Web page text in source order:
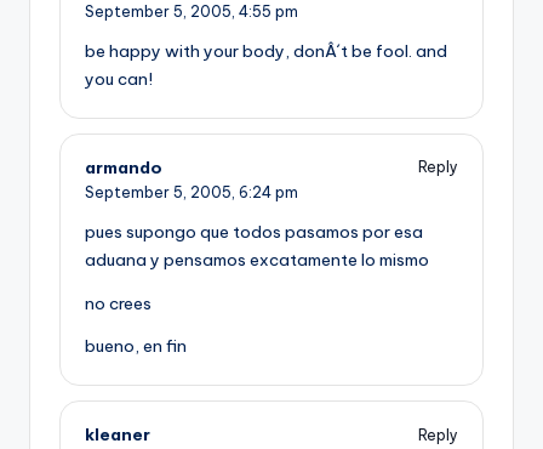
September 5, 2005, 4:55 pm
be happy with your body, donÂ´t be fool. and
you can!
armando
Reply
September 5, 2005, 6:24 pm
pues supongo que todos pasamos por esa
aduana y pensamos excatamente lo mismo
no crees
bueno, en fin
kleaner
Reply